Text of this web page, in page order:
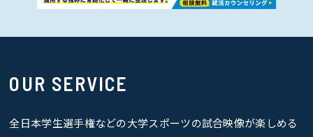
OUR SERVICE
全日本学生選手権などの大学スポーツの試合映像が楽しめる